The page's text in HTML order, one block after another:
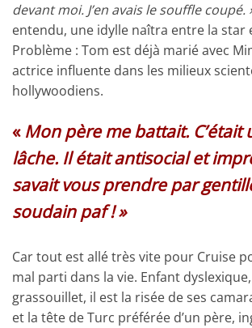
devant moi. J’en avais le souffle coupé.
entendu, une idylle naîtra entre la star
Problème : Tom est déjà marié avec
actrice influente dans les milieux
hollywoodiens.
« Mon père me battait. C’était
lâche. Il était antisocial et
savait vous prendre par
soudain paf ! »
Car tout est allé très vite pour Cruise
mal parti dans la vie. Enfant
grassouillet, il est la risée de ses
et la tête de Turc préférée d’un père,